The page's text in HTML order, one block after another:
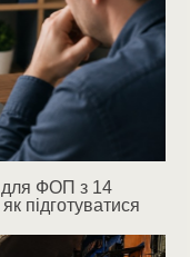
для ФОП з 14
підготуватися